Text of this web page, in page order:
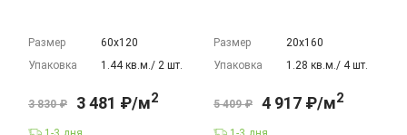
Размер
60х120
Упаковка
1.44 кв.м./ 2 шт.
3 830 ₽ 3 481 ₽/м2
Размер
20х160
Упаковка
1.28 кв.м./ 4 шт.
5 409 ₽ 4 917 ₽/м2